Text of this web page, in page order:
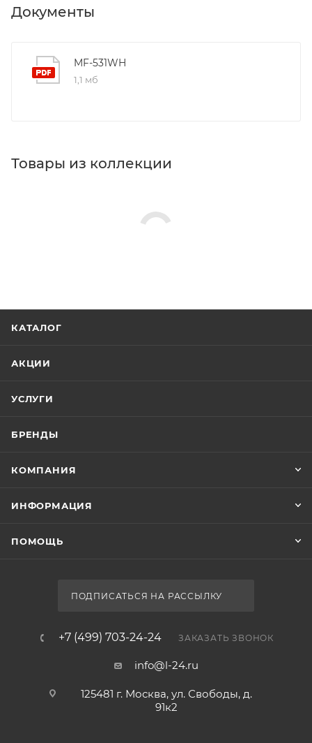
Документы
MF-531WH
1,1 мб
Товары из коллекции
КАТАЛОГ
АКЦИИ
УСЛУГИ
БРЕНДЫ
КОМПАНИЯ
ИНФОРМАЦИЯ
ПОМОЩЬ
ПОДПИСАТЬСЯ НА РАССЫЛКУ
+7 (499) 703-24-24 ЗАКАЗАТЬ ЗВОНОК
info@l-24.ru
125481 г. Москва, ул. Свободы, д.
91к2